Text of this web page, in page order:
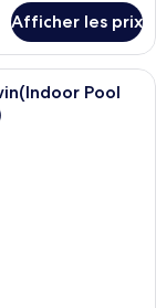
Afficher les prix
d’hôtel avec un lit, un
Pool